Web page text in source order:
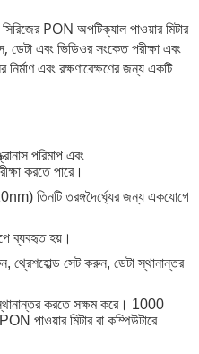
PON অপটিক্যাল পাওয়ার মিটার
ডেটা এবং ভিডিওর সংকেত পরীক্ষা এবং
এবং রক্ষণাবেক্ষণের জন্য একটি
পরিমাপ এবং
করতে পারে।
তিনটি তরঙ্গদৈর্ঘ্যের জন্য একযোগে
ব্যবহৃত হয়।
থ্রেশহোল্ড সেট করুন, ডেটা স্থানান্তর
করতে সক্ষম করে। 1000
পাওয়ার মিটার বা কম্পিউটারে